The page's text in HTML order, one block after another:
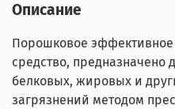
Описание
Порошковое
средство, предназначено
белковых, жировых и
загрязнений методом